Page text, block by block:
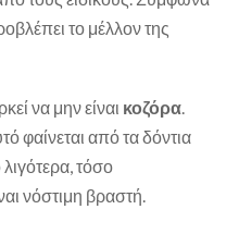
το μέλλον της
να μην είναι κοζόρα.
φαίνεται από τα δόντια
τόσο
νόστιμη βραστή.